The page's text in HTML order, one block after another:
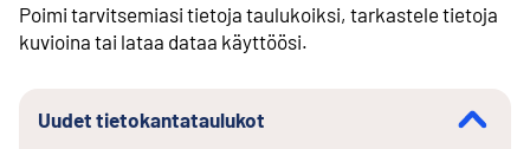
Poimi tarvitsemiasi tietoja taulukoiksi, tarkastele tietoja
kuvioina tai lataa dataa käyttöösi.
Uudet tietokantataulukot